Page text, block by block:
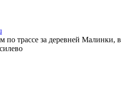
по трассе за деревней Малинки, в